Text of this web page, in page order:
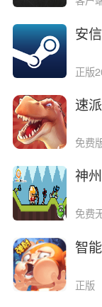
安
正版
速
免费
神
免费
智
正版